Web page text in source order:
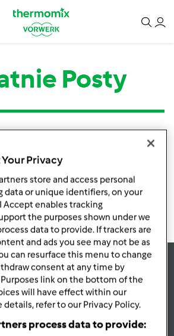
Posty
Ostatni post
o aktywnościach
bieżąco
naszego newslettera
Privacy
store and access personal
data or unique identifiers, on your
Accept enables tracking
the purposes shown under we
data to provide. If trackers are
and ads you see may not be as
can resurface this menu to change
consent at any time by
link on the bottom of the
will have effect within our
details, refer to our Privacy Policy.
process data to provide: